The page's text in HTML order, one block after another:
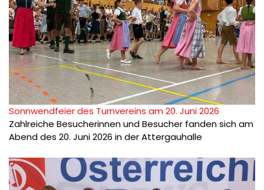
Sonnwendfeier des Turnvereins am 20. Juni 2026
Zahlreiche Besucherinnen und Besucher fanden sich am
Abend des 20. Juni 2026 in der Attergauhalle